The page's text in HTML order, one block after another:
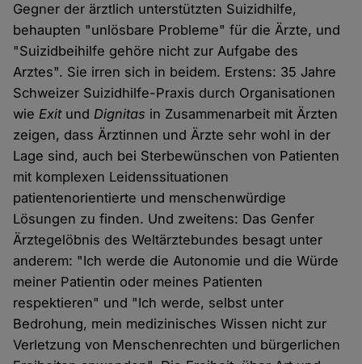
Gegner der ärztlich unterstützten Suizidhilfe,
behaupten "unlösbare Probleme" für die Ärzte, und
"Suizidbeihilfe gehöre nicht zur Aufgabe des
Arztes". Sie irren sich in beidem. Erstens: 35 Jahre
Schweizer Suizidhilfe-Praxis durch Organisationen
wieExitundDignitas in Zusammenarbeit mit Ärzten
zeigen, dass Ärztinnen und Ärzte sehr wohl in der
Lage sind, auch bei Sterbewünschen von Patienten
mit komplexen Leidenssituationen
patientenorientierte und menschenwürdige
Lösungen zu finden. Und zweitens: Das Genfer
Ärztegelöbnis des Weltärztebundes besagt unter
anderem: "Ich werde die Autonomie und die Würde
meiner Patientin oder meines Patienten
respektieren" und "Ich werde, selbst unter
Bedrohung, mein medizinisches Wissen nicht zur
Verletzung von Menschenrechten und bürgerlichen